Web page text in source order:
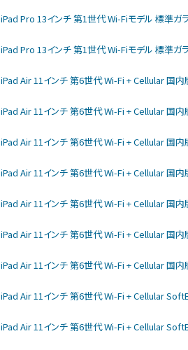
iPad Pro 13インチ 第1世代 Wi-Fiモデル 標準ガ
iPad Pro 13インチ 第1世代 Wi-Fiモデル 標準ガ
iPad Air 11インチ 第6世代 Wi-Fi + Cellular 国内
iPad Air 11インチ 第6世代 Wi-Fi + Cellular 国内
iPad Air 11インチ 第6世代 Wi-Fi + Cellular 国内
iPad Air 11インチ 第6世代 Wi-Fi + Cellular 国内
iPad Air 11インチ 第6世代 Wi-Fi + Cellular 国内
iPad Air 11インチ 第6世代 Wi-Fi + Cellular 国内
iPad Air 11インチ 第6世代 Wi-Fi + Cellular 国内
iPad Air 11インチ 第6世代 Wi-Fi + Cellular
iPad Air 11インチ 第6世代 Wi-Fi + Cellular